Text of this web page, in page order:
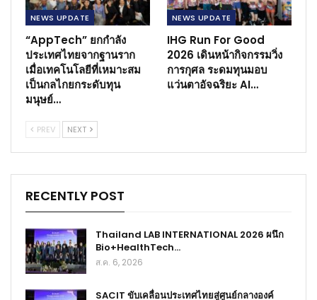
NEWS​ UPDATE
“AppTech” ยกกำลัง
ประเทศไทยจากฐานราก
เมื่อเทคโนโลยีที่เหมาะสม
เป็นกลไกยกระดับทุน
มนุษย์…
NEWS​ UPDATE
IHG Run For Good
2026 เดินหน้ากิจกรรมวิ่ง
การกุศล ระดมทุนมอบ
แว่นตาอัจฉริยะ AI…
PREV NEXT
RECENTLY POST
Thailand LAB INTERNATIONAL 2026 ผนึก
Bio+HealthTech…
ส.ค. 6, 2026
SACIT ขับเคลื่อนประเทศไทยสู่ศูนย์กลางองค์